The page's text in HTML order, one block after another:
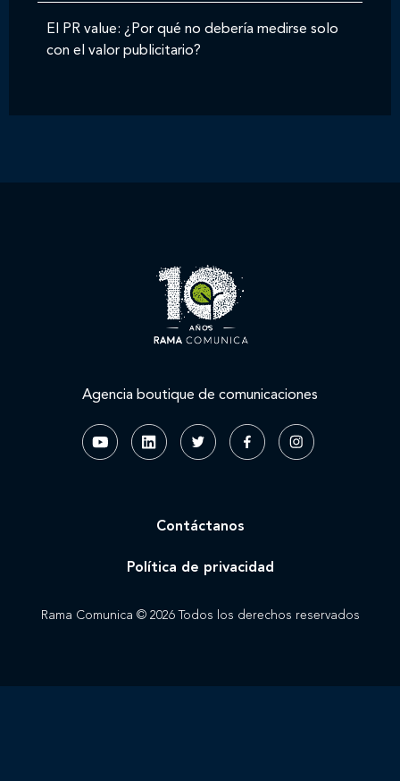
El PR value: ¿Por qué no debería medirse solo
con el valor publicitario?
Agencia boutique de comunicaciones
Rama Comunica © 2026 Todos los derechos reservados
Contáctanos
Política de privacidad